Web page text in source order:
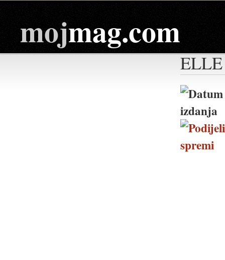
mojmag.com